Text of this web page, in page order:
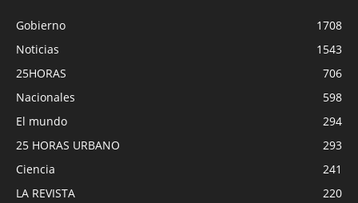
Gobierno
1708
Noticias
1543
25HORAS
706
Nacionales
598
El mundo
294
25 HORAS URBANO
293
Ciencia
241
LA REVISTA
220